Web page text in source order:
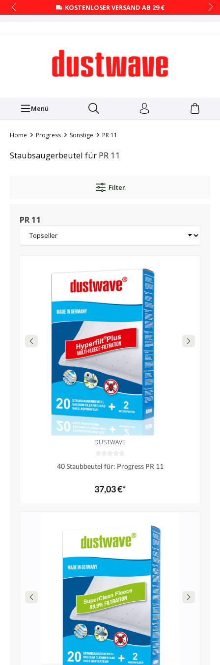
KOSTENLOSER VERSAND AB 29 €
Menü
Home Progress Sonstige PR 11
Staubsaugerbeutel für PR 11
Filter
PR 11
DUSTWAVE
40 Staubbeutel für: Progress PR 11
37,03 €*